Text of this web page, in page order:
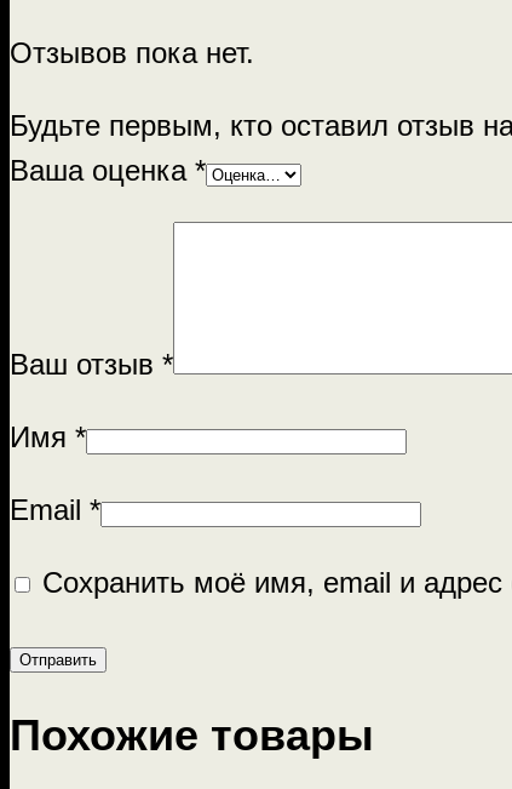
Отзывов пока нет.
Будьте первым, кто оставил отзыв
Ваша оценка *
Ваш отзыв *
Имя *
Email *
Сохранить моё имя, email и
Похожие товары